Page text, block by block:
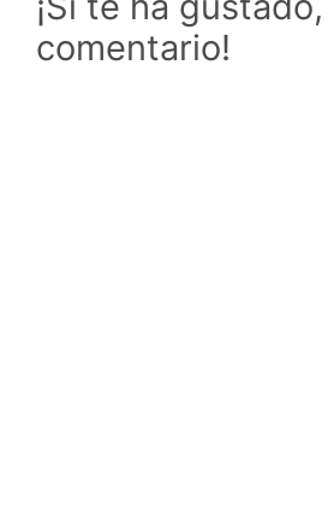
comentario!